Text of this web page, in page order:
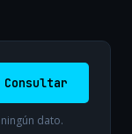
Consultar
dato.